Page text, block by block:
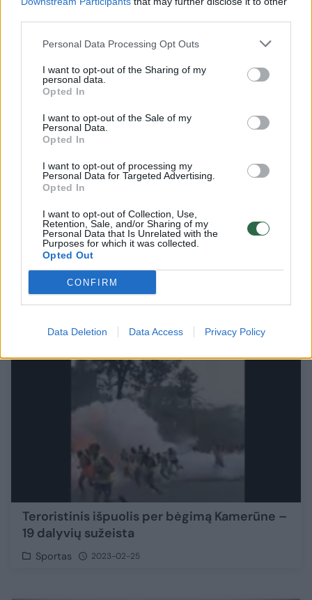
Personal Data Processing Opt Outs
I want to opt-out of the Sharing of my
personal data.
Opted In
I want to opt-out of the Sale of my
Personal Data.
Opted In
I want to opt-out of processing my
Personal Data for Targeted Advertising.
Opted In
I want to opt-out of Collection, Use,
Retention, Sale, and/or Sharing of my
Personal Data that Is Unrelated with the
Purposes for which it was collected.
Opted Out
CONFIRM
Data Deletion Data Access Privacy Policy
Prancūzų viltys dėl J. Embiido gali būti
bergždžios – natūralizuotas žaidėjas vasarai
turi kitų planų
Sportas 2023-04-30
Teroristinis išpuolis per bėgimą Kamerūne –
19 dalyvių sužeista
Sportas 2023-02-25